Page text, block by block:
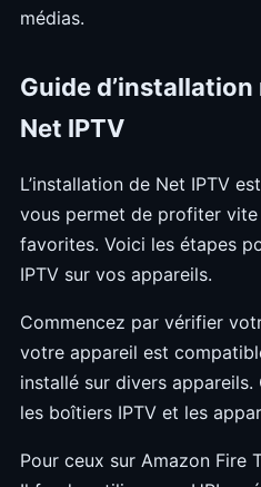
médias.
Guide
Net IPTV
L’installation de Net IPTV
vous permet de profiter
favorites. Voici les étapes
IPTV sur vos appareils.
Commencez par vérifier
votre appareil est
installé sur divers
les boîtiers IPTV et les
Pour ceux sur Amazon Fire